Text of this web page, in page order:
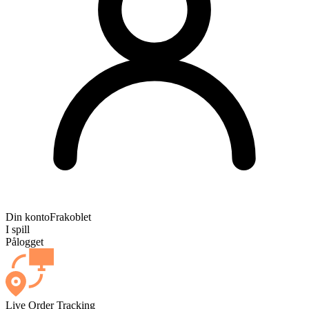
Din kontoFrakoblet
I spill
Pålogget
Live Order Tracking